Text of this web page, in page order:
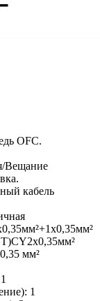
OFC.
Вещание
кабель
мм²
1